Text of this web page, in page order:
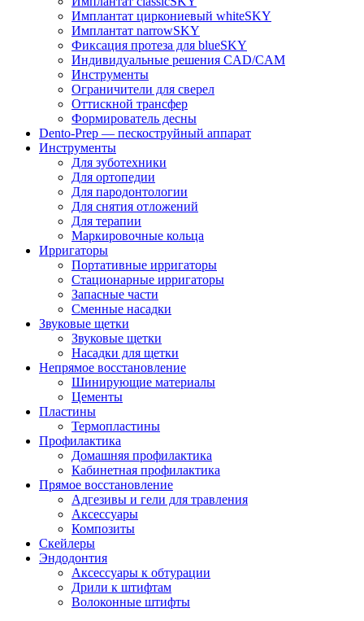
Имплантат циркониевый whiteSKY
Имплантат narrowSKY
Фиксация протеза для blueSKY
Индивидуальные решения CAD/CAM
Инструменты
Ограничители для сверел
Оттискной трансфер
Формирователь десны
Dento-Prep — пескоструйный аппарат
Инструменты
Для зуботехники
Для ортопедии
Для пародонтологии
Для снятия отложений
Для терапии
Маркировочные кольца
Ирригаторы
Портативные ирригаторы
Стационарные ирригаторы
Запасные части
Сменные насадки
Звуковые щетки
Звуковые щетки
Насадки для щетки
Непрямое восстановление
Шинирующие материалы
Цементы
Пластины
Термопластины
Профилактика
Домашняя профилактика
Кабинетная профилактика
Прямое восстановление
Адгезивы и гели для травления
Аксессуары
Композиты
Скейлеры
Эндодонтия
Аксессуары к обтурации
Дрили к штифтам
Волоконные штифты